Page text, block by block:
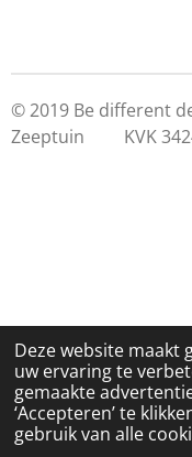
Deze website maakt
uw ervaring te
gemaakte
‘Accepteren’ te
gebruik van alle
© 2019 Be different
Zeeptuin KVK